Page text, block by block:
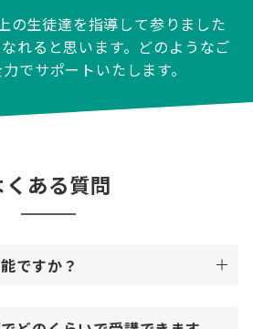
の生徒達を指導して参りました
れると思います。どのようなご
でサポートいたします。
くある質問
ですか？